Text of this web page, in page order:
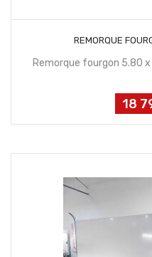
REMORQUE
Remorque fourgon 5.80
Prix
18